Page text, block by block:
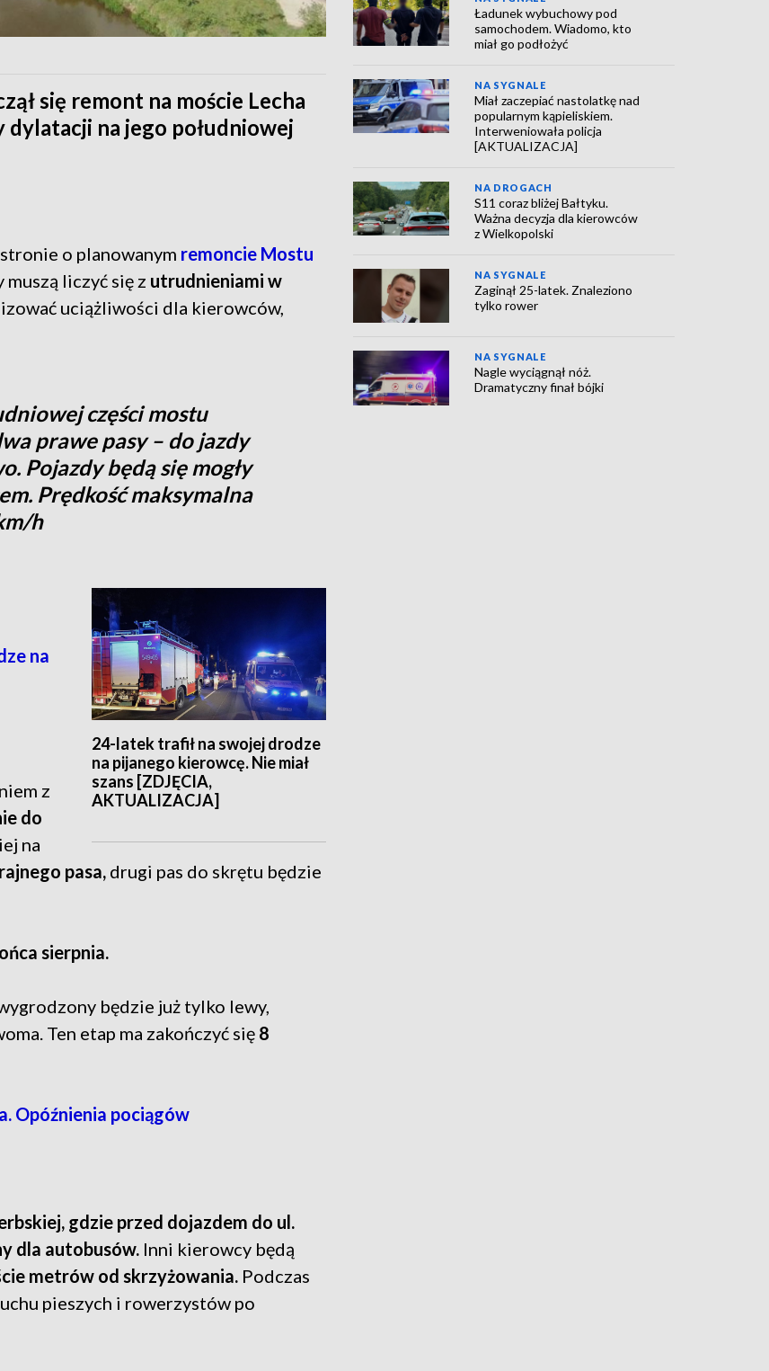
się remont na moście Lecha
na jego południowej
o planowanym remoncie Mostu
liczyć się z utrudnieniami w
uciążliwości dla kierowców,
części mostu
prawe pasy – do jazdy
Pojazdy będą się mogły
Prędkość maksymalna
h
24-latek trafił na swojej drodze
na pijanego kierowcę. Nie miał
szans [ZDJĘCIA,
AKTUALIZACJA]
na
z
do
na
pasa, drugi pas do skrętu będzie
sierpnia.
będzie już tylko lewy,
Ten etap ma zakończyć się 8
Opóźnienia pociągów
gdzie przed dojazdem do ul.
dla autobusów. Inni kierowcy będą
metrów od skrzyżowania. Podczas
pieszych i rowerzystów po
Ładunek wybuchowy pod
samochodem. Wiadomo, kto
miał go podłożyć
NA SYGNALE
Miał zaczepiać nastolatkę nad
popularnym kąpieliskiem.
Interweniowała policja
[AKTUALIZACJA]
NA DROGACH
S11 coraz bliżej Bałtyku.
Ważna decyzja dla kierowców
z Wielkopolski
NA SYGNALE
Zaginął 25-latek. Znaleziono
tylko rower
NA SYGNALE
Nagle wyciągnął nóż.
Dramatyczny finał bójki